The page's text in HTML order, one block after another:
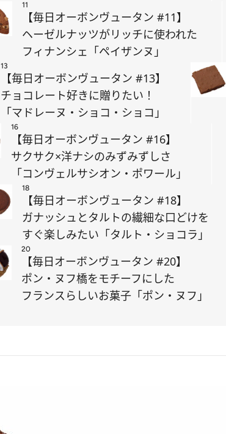
11
【毎日オーボンヴュータン #11】
ヘーゼルナッツがリッチに使われた
フィナンシェ「ペイザンヌ」
13
【毎日オーボンヴュータン #13】
チョコレート好きに贈りたい！
「マドレーヌ・ショコ・ショコ」
16
【毎日オーボンヴュータン #16】
サクサク×洋ナシのみずみずしさ
「コンヴェルサシオン・ポワール」
18
【毎日オーボンヴュータン #18】
ガナッシュとタルトの繊細な口どけを
すぐ楽しみたい「タルト・ショコラ」
20
【毎日オーボンヴュータン #20】
ポン・ヌフ橋をモチーフにした
フランスらしいお菓子「ポン・ヌフ」